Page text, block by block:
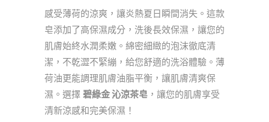
感受薄荷的涼爽，讓炎熱夏日瞬間消失。這款
皂添加了高保濕成分，洗後長效保濕，讓您的
肌膚始終水潤柔嫩。綿密細緻的泡沫徹底清
潔，不乾澀不緊繃，給您舒適的洗浴體驗。薄
荷油更能調理肌膚油脂平衡，讓肌膚清爽保
濕。選擇碧綠金 沁涼茶皂 ，讓您的肌膚享受
清新涼感和完美保濕！